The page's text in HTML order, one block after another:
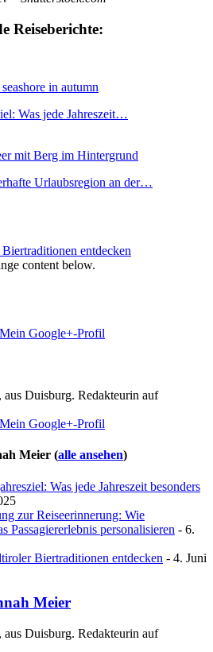
Reiseberichte:
Was jede Jahreszeit…
Urlaubsregion an der…
entdecken
content below.
aus Duisburg. Redakteurin auf
Meier (alle ansehen)
Was jede Jahreszeit besonders
zur Reiseerinnerung: Wie
Passagiererlebnis personalisieren - 6.
Biertraditionen entdecken - 4. Juni
Meier
aus Duisburg. Redakteurin auf